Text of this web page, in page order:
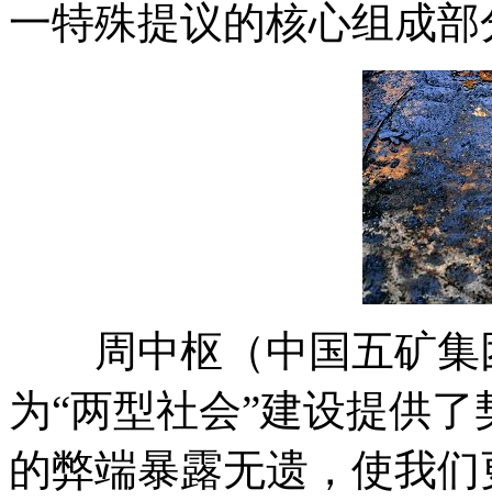
一特殊提议的核心组成部
周中枢（中国五矿集
为“两型社会”建设提供
的弊端暴露无遗，使我